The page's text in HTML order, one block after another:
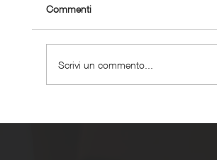
Commenti
Scrivi un commento...